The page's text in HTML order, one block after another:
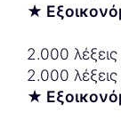
★
2.000
2.000
★